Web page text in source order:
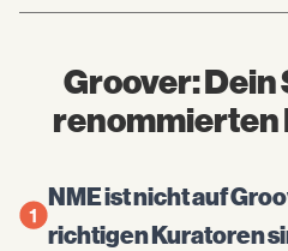
Groover:
renommierten
NME ist nicht auf
richtigen Kuratoren